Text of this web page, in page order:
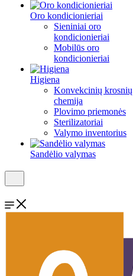
Oro kondicionieriai
Sieniniai oro
kondicionieriai
Mobilūs oro
kondicionieriai
Higiena
Konvekcinių krosnių
chemija
Plovimo priemonės
Sterilizatoriai
Valymo inventorius
Sandėlio valymas